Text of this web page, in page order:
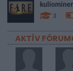
kuliominer
3
AKTÍV